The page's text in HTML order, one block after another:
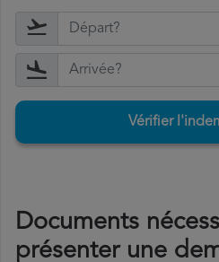
Vérifier
Documents
présenter une